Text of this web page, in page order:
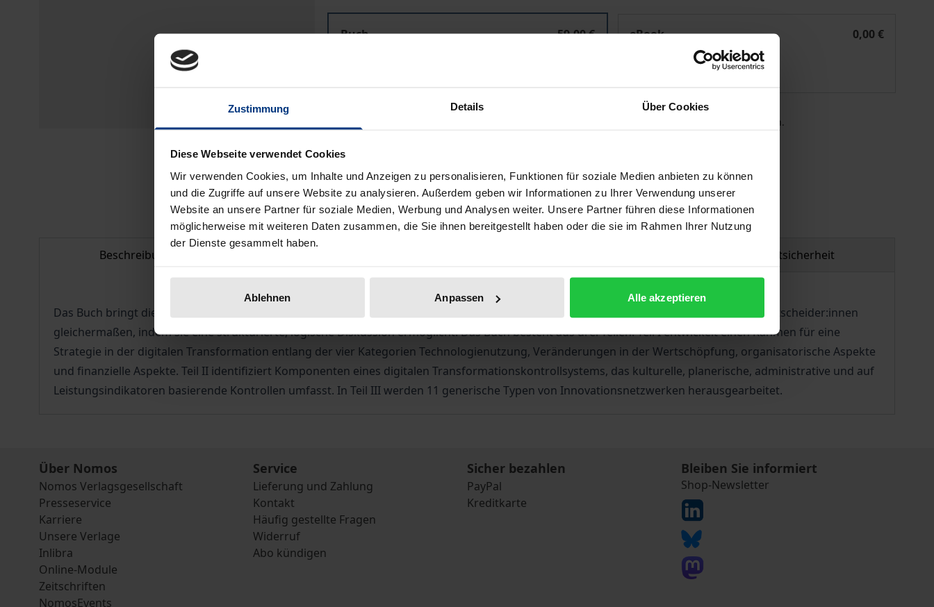
Zustimmung Details Über Cookies
Diese Webseite verwendet Cookies
Wir verwenden Cookies, um Inhalte und Anzeigen zu personalisieren, Funktionen für soziale Medien anbieten zu können
und die Zugriffe auf unsere Website zu analysieren. Außerdem geben wir Informationen zu Ihrer Verwendung unserer
Website an unsere Partner für soziale Medien, Werbung und Analysen weiter. Unsere Partner führen diese Informationen
möglicherweise mit weiteren Daten zusammen, die Sie ihnen bereitgestellt haben oder die sie im Rahmen Ihrer Nutzung
der Dienste gesammelt haben.
Ablehnen Anpassen Alle akzeptieren
Buch
59,00 €
eBook
0,00 €
ISBN 978-3-7489-2213-1
Preisangaben inkl. MwSt. Abhängig von der Lieferadresse kann die MwSt. an der Kasse variieren.
Hinweise zu Versandkosten
Beschreibung Produktsicherheit
Das Buch bringt die digitale Transformation in KMU auf den Punkt. Sie unterstützt Wissenschaftler:innen, Unternehmer und politische Entscheider:innen
gleichermaßen, indem sie eine strukturierte, logische Diskussion ermöglicht. Das Buch besteht aus drei Teilen. Teil I entwickelt einen Rahmen für eine
Strategie in der digitalen Transformation entlang der vier Kategorien Technologienutzung, Veränderungen in der Wertschöpfung, organisatorische Aspekte
und finanzielle Aspekte. Teil II identifiziert Komponenten eines digitalen Transformationskontrollsystems, das kulturelle, planerische, administrative und auf
Leistungsindikatoren basierende Kontrollen umfasst. In Teil III werden 11 generische Typen von Innovationsnetzwerken herausgearbeitet.
Über Nomos
Nomos Verlagsgesellschaft
Presseservice
Karriere
Unsere Verlage
Inlibra
Online-Module
Zeitschriften
NomosEvents
Service
Lieferung und Zahlung
Kontakt
Häufig gestellte Fragen
Widerruf
Abo kündigen
Sicher bezahlen
PayPal
Kreditkarte
Bleiben Sie informiert
Shop-Newsletter